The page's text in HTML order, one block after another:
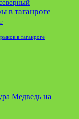
в таганроге
в таганроге
Медведь на